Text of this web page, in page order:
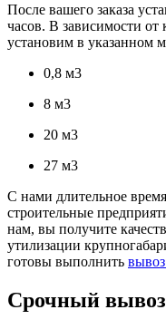
После вашего заказа
часов. В зависимости от
установим в указанном
0,8 м3
8 м3
20 м3
27 м3
С нами длительное
строительные
нам, вы получите
утилизации
готовы выполнить
Срочный вывоз